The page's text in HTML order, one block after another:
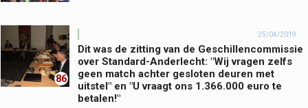
86
25/04/2019
Dit was de zitting van de Geschillencommissie
over Standard-Anderlecht: "Wij vragen zelfs
geen match achter gesloten deuren met
uitstel" en "U vraagt ons 1.366.000 euro te
betalen!"